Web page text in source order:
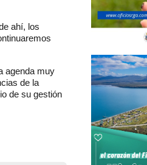
ahí, los
agenda muy
de la
de su gestión